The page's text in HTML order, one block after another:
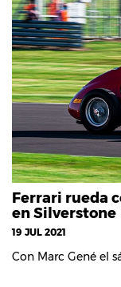
Ferrari rueda
en Silverstone
19 JUL 2021
Con Marc Gené el